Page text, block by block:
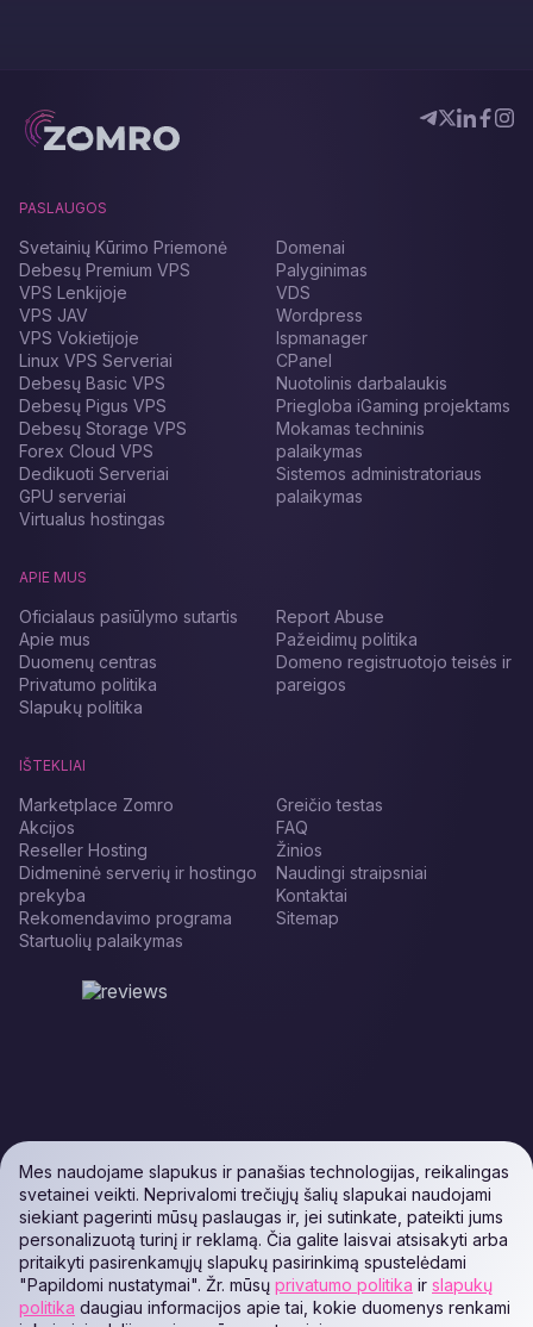
PASLAUGOS
Svetainių Kūrimo Priemonė
Debesų Premium VPS
VPS Lenkijoje
VPS JAV
VPS Vokietijoje
Linux VPS Serveriai
Debesų Basic VPS
Debesų Pigus VPS
Debesų Storage VPS
Forex Cloud VPS
Dedikuoti Serveriai
GPU serveriai
Virtualus hostingas
Domenai
Palyginimas
VDS
Wordpress
Ispmanager
CPanel
Nuotolinis darbalaukis
Priegloba iGaming projektams
Mokamas techninis
palaikymas
Sistemos administratoriaus
palaikymas
APIE MUS
Oficialaus pasiūlymo sutartis
Apie mus
Duomenų centras
Privatumo politika
Slapukų politika
Report Abuse
Pažeidimų politika
Domeno registruotojo teisės ir
pareigos
IŠTEKLIAI
Marketplace Zomro
Akcijos
Reseller Hosting
Didmeninė serverių ir hostingo
prekyba
Rekomendavimo programa
Startuolių palaikymas
Greičio testas
FAQ
Žinios
Naudingi straipsniai
Kontaktai
Sitemap
Mes naudojame slapukus ir panašias technologijas, reikalingas
svetainei veikti. Neprivalomi trečiųjų šalių slapukai naudojami
siekiant pagerinti mūsų paslaugas ir, jei sutinkate, pateikti jums
personalizuotą turinį ir reklamą. Čia galite laisvai atsisakyti arba
pritaikyti pasirenkamųjų slapukų pasirinkimą spustelėdami
"Papildomi nustatymai". Žr. mūsų privatumo politika ir slapukų
politika daugiau informacijos apie tai, kokie duomenys renkami